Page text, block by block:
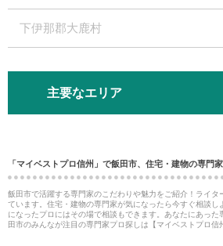
下伊那郡大鹿村
主要なエリア
「マイベストプロ信州」で飯田市、住宅・建物の専門
飯田市で活躍する専門家のこだわりや魅力をご紹介！ライタ
ています。住宅・建物の専門家が気になったら今すぐ相談
になったプロにはその場で相談もできます。あなたにあった
田市のみんなが注目の専門家プロ探しは【マイベストプロ信